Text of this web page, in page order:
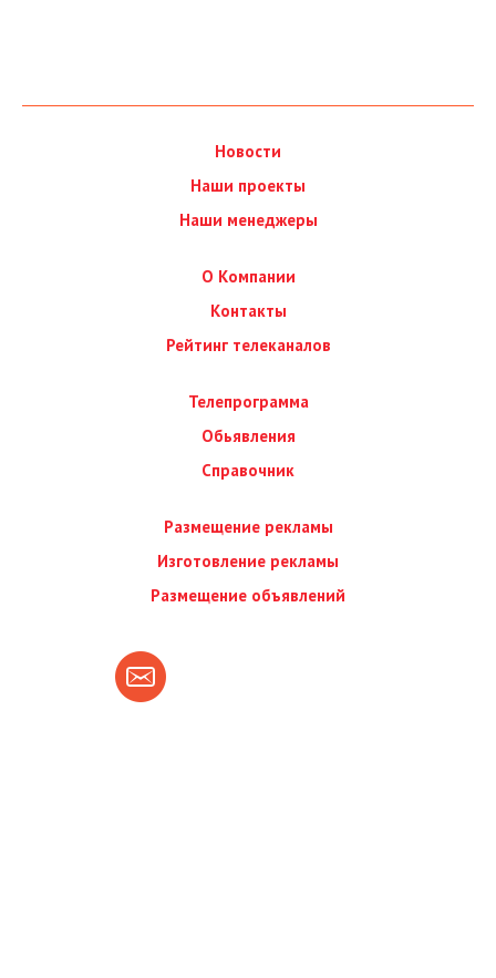
Новости
Наши проекты
Наши менеджеры
О Компании
Контакты
Рейтинг телеканалов
Телепрограмма
Обьявления
Справочник
Размещение рекламы
Изготовление рекламы
Размещение объявлений